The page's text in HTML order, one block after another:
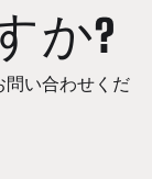
か?
問い合わせくだ